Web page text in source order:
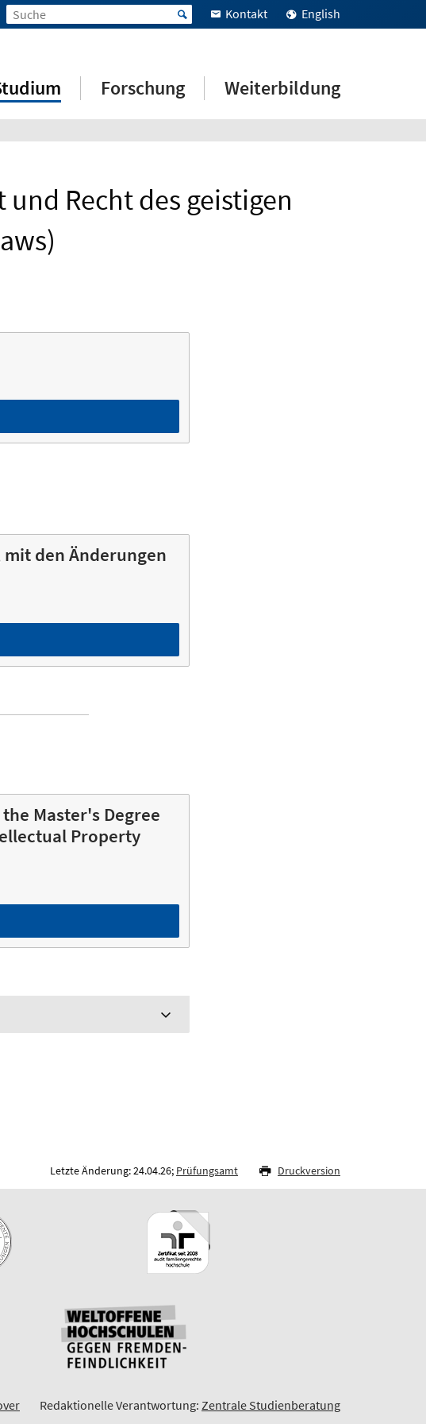
Kontakt English
Forschung Weiterbildung
Recht des geistigen
den Änderungen
Master's Degree
Property
Letzte Änderung: 24.04.26; Prüfungsamt Druckversion
Redaktionelle Verantwortung: Zentrale Studienberatung